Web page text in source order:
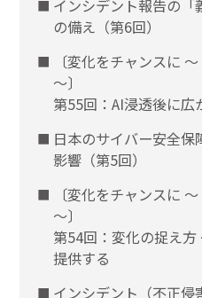
インシデント報告の「
の備え（第6回）
〔変化をチャンスに
〜〕
第55回：AI浸透後に広
日本のサイバー安全
影響（第5回）
〔変化をチャンスに
〜〕
第54回：変化の捉え
提供する
インシデント（不正